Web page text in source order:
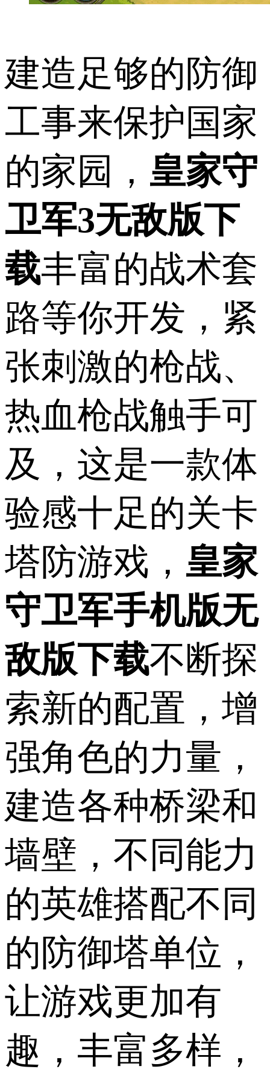
建造足够的防御
工事来保护国家
的家园， 皇家守
卫军3无敌版下
载丰富的战术套
路等你开发，紧
张刺激的枪战、
热血枪战触手可
及，这是一款体
验感十足的关卡
塔防游戏， 皇家
守卫军手机版无
敌版下载不断探
索新的配置，增
强角色的力量，
建造各种桥梁和
墙壁，不同能力
的英雄搭配不同
的防御塔单位，
让游戏更加有
趣，丰富多样，